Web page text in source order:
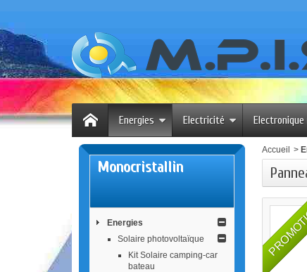
Energies Electricité
Monocristall​in
Energies
Solaire photovoltaïque
Kit Solaire camping-car
bateau
Accueil >